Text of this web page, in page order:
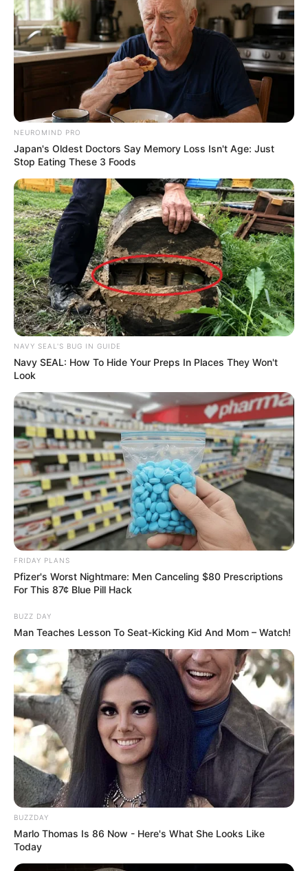
NEUROMIND PRO
Japan's Oldest Doctors Say Memory Loss Isn't Age: Just
Stop Eating These 3 Foods
NAVY SEAL'S BUG IN GUIDE
Navy SEAL: How To Hide Your Preps In Places They Won't
Look
FRIDAY PLANS
Pfizer's Worst Nightmare: Men Canceling $80 Prescriptions
For This 87¢ Blue Pill Hack
BUZZ DAY
Man Teaches Lesson To Seat-Kicking Kid And Mom – Watch!
BUZZDAY
Marlo Thomas Is 86 Now - Here's What She Looks Like
Today